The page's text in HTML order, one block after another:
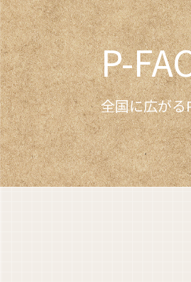
P-
全国に広がる